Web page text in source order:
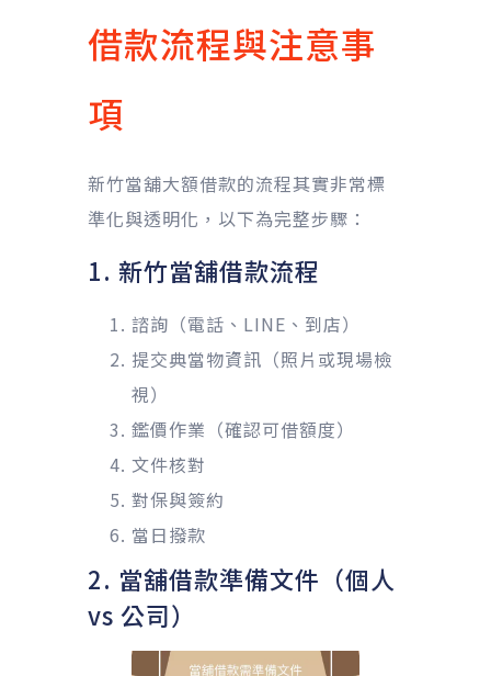
借款流程與注意事
項
新竹當舖大額借款的流程其實非常標
準化與透明化，以下為完整步驟：
1. 新竹當舖借款流程
諮詢（電話、LINE、到店）
提交典當物資訊（照片或現場檢
視）
鑑價作業（確認可借額度）
文件核對
對保與簽約
當日撥款
2. 當舖借款準備文件（個人
vs 公司）